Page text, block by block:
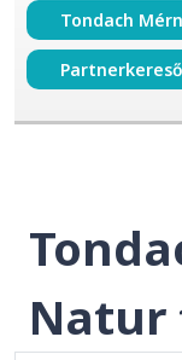
Tondach
Partnerkereső
Natur